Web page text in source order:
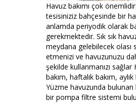
Havuz bakımı çok
tesisiniziz bahçesinde bir
anlamda periyodik olarak
gerekmektedir. Sık sık
meydana gelebilecek olası
etmenizi ve havuzunuzu
şekilde kullanmanızı sağlar
bakım, haftalık bakım,
Yüzme havuzunda bulunan
bir pompa filtre sistemi